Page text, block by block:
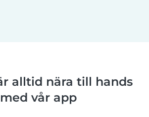
alltid nära till hands
med vår app